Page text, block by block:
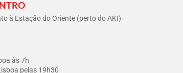
à Estação do Oriente (perto do AKI)
às 7h
pelas 19h30